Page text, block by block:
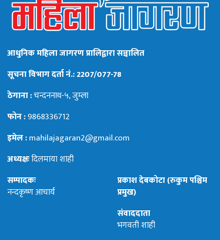
आधुनिक महिला जागरण प्रालिद्वारा सञ्चालित
सूचना विभाग दर्ता नं.: 2207/077-78
ठेगाना :चन्दननाथ-५, जुम्ला
फोन :9868336712
इमेल :mahilajagaran2@gmail.com
अध्यक्षःदिलमाया शाही
सम्पादकः
नन्दकृष्ण आचार्य
प्रकाश देबकोटा (रुकुम पश्चिम
प्रमुख)
संवाददाता
भगवती शाही